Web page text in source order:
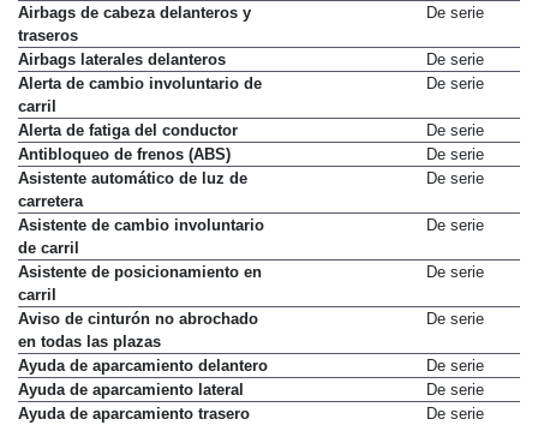
Airbags de cabeza delanteros y
traseros
De serie
Airbags laterales delanteros
De serie
Alerta de cambio involuntario de
carril
De serie
Alerta de fatiga del conductor
De serie
Antibloqueo de frenos (ABS)
De serie
Asistente automático de luz de
carretera
De serie
Asistente de cambio involuntario
de carril
De serie
Asistente de posicionamiento en
carril
De serie
Aviso de cinturón no abrochado
en todas las plazas
De serie
Ayuda de aparcamiento delantero
De serie
Ayuda de aparcamiento lateral
De serie
Ayuda de aparcamiento trasero
De serie